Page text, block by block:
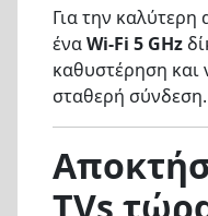
Για την
έναWi-Fi 5 GHz
καθυστέρηση και
σταθερή σύνδεση.